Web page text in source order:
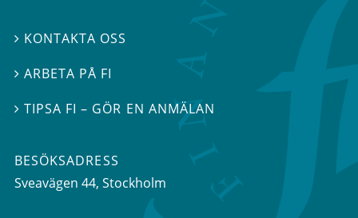
 KONTAKTA OSS
 ARBETA PÅ FI
TIPSA FI – GÖR EN ANMÄLAN
BESÖKSADRESS
Sveavägen 44, Stockholm